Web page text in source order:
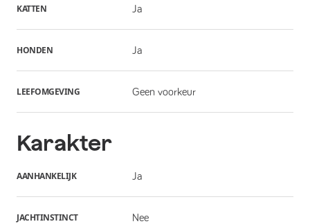
KATTEN Ja
HONDEN Ja
LEEFOMGEVING Geen voorkeur
Karakter
AANHANKELIJK Ja
JACHTINSTINCT Nee